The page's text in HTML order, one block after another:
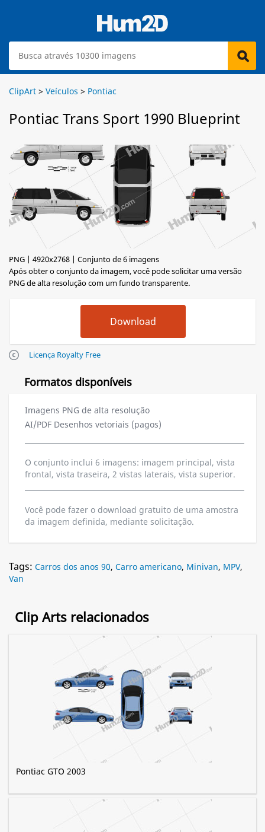
ClipArt > Veículos > Pontiac
Pontiac Trans Sport 1990 Blueprint
PNG | 4920x2768 | Conjunto de 6 imagens
Após obter o conjunto da imagem, você pode solicitar uma versão
PNG de alta resolução com um fundo transparente.
Licença Royalty Free
Formatos disponíveis
Imagens PNG de alta resolução
AI/PDF Desenhos vetoriais (pagos)
O conjunto inclui 6 imagens: imagem principal, vista
frontal, vista traseira, 2 vistas laterais, vista superior.
Você pode fazer o download gratuito de uma amostra
da imagem definida, mediante solicitação.
Tags: Carros dos anos 90, Carro americano, Minivan, MPV,
Van
Clip Arts relacionados
Pontiac GTO 2003